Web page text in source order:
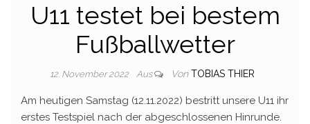
U11 testet bei bestem
Fußballwetter
12. November 2022 Aus Von TOBIAS THIER
Am heutigen Samstag (12.11.2022) bestritt unsere U11 ihr
erstes Testspiel nach der abgeschlossenen Hinrunde.